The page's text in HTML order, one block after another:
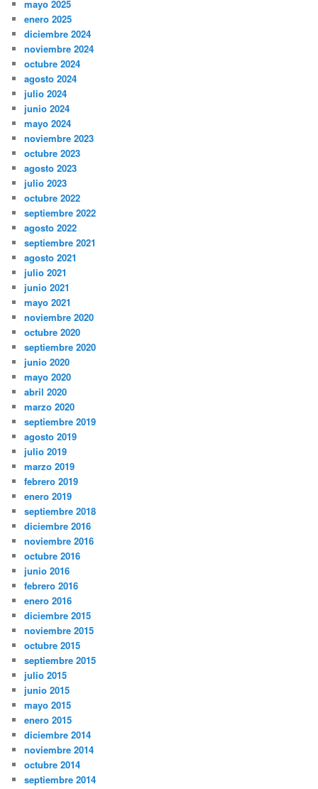
mayo 2025
enero 2025
diciembre 2024
noviembre 2024
octubre 2024
agosto 2024
julio 2024
junio 2024
mayo 2024
noviembre 2023
octubre 2023
agosto 2023
julio 2023
octubre 2022
septiembre 2022
agosto 2022
septiembre 2021
agosto 2021
julio 2021
junio 2021
mayo 2021
noviembre 2020
octubre 2020
septiembre 2020
junio 2020
mayo 2020
abril 2020
marzo 2020
septiembre 2019
agosto 2019
julio 2019
marzo 2019
febrero 2019
enero 2019
septiembre 2018
diciembre 2016
noviembre 2016
octubre 2016
junio 2016
febrero 2016
enero 2016
diciembre 2015
noviembre 2015
octubre 2015
septiembre 2015
julio 2015
junio 2015
mayo 2015
enero 2015
diciembre 2014
noviembre 2014
octubre 2014
septiembre 2014